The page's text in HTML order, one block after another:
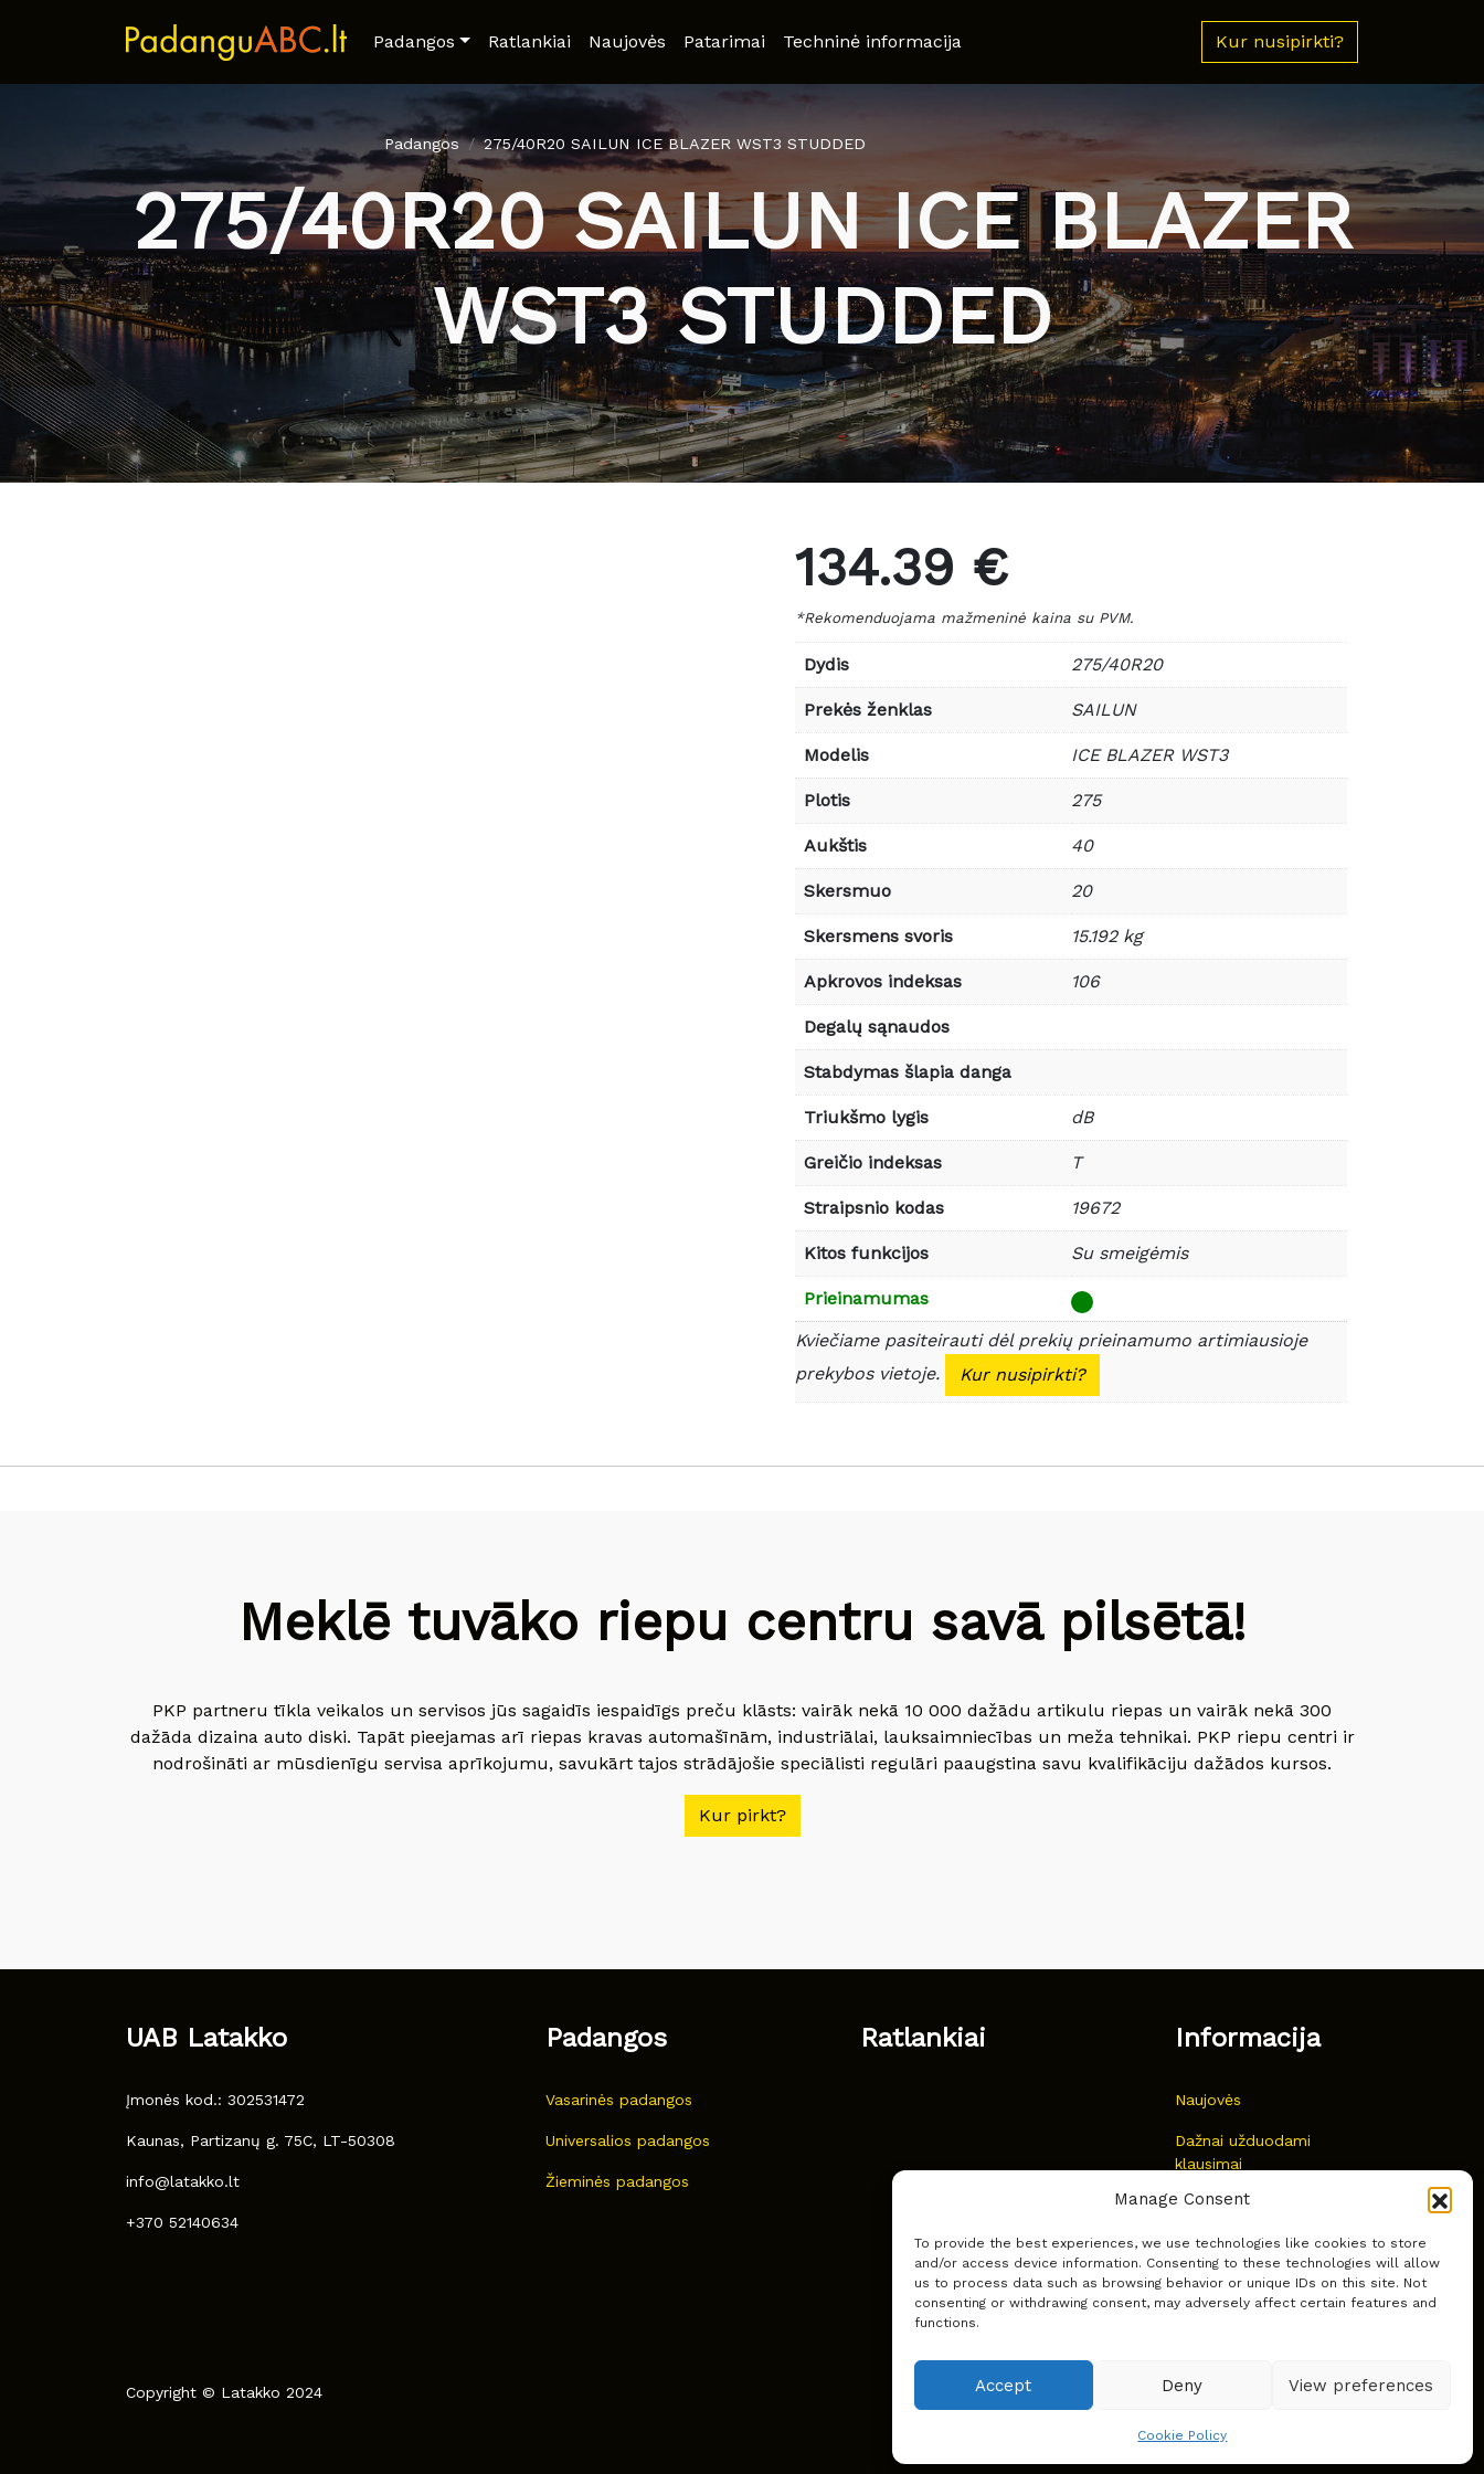
Manage Consent
To provide the best experiences, we use technologies like cookies to store
and/or access device information. Consenting to these technologies will allow
us to process data such as browsing behavior or unique IDs on this site. Not
consenting or withdrawing consent, may adversely affect certain features and
functions.
Accept Deny View preferences
Cookie Policy
Padangos Ratlankiai Naujovės Patarimai Techninė informacija Kur nusipirkti?
Padangos 275/40R20 SAILUN ICE BLAZER WST3 STUDDED
275/40R20 SAILUN ICE BLAZER
WST3 STUDDED
134.39 €
*Rekomenduojama mažmeninė kaina su PVM.
Dydis 275/40R20
Prekės ženklas SAILUN
Modelis ICE BLAZER WST3
Plotis 275
Aukštis 40
Skersmuo 20
Skersmens svoris 15.192 kg
Apkrovos indeksas 106
Degalų sąnaudos
Stabdymas šlapia danga
Triukšmo lygis dB
Greičio indeksas T
Straipsnio kodas 19672
Kitos funkcijos Su smeigėmis
Prieinamumas
Kviečiame pasiteirauti dėl prekių prieinamumo artimiausioje
prekybos vietoje.
Kur nusipirkti?
Meklē tuvāko riepu centru savā pilsētā!
PKP partneru tīkla veikalos un servisos jūs sagaidīs iespaidīgs preču klāsts: vairāk nekā 10 000 dažādu artikulu riepas un vairāk nekā 300
dažāda dizaina auto diski. Tapāt pieejamas arī riepas kravas automašīnām, industriālai, lauksaimniecības un meža tehnikai. PKP riepu centri ir
nodrošināti ar mūsdienīgu servisa aprīkojumu, savukārt tajos strādājošie speciālisti regulāri paaugstina savu kvalifikāciju dažādos kursos.
Kur pirkt?
UAB Latakko
Įmonės kod.: 302531472
Kaunas, Partizanų g. 75C, LT-50308
info@latakko.lt
+370 52140634
Padangos
Vasarinės padangos
Universalios padangos
Žieminės padangos
Ratlankiai Informacija
Naujovės
Dažnai užduodami
klausimai
Kur nusipirkti?
Privatumas
Copyright © Latakko 2024